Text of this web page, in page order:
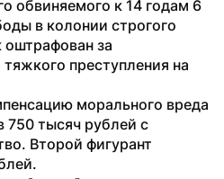
обвиняемого к 14 годам 6
в колонии строгого
за
преступления на
морального вреда
750 тысяч рублей с
Второй фигурант